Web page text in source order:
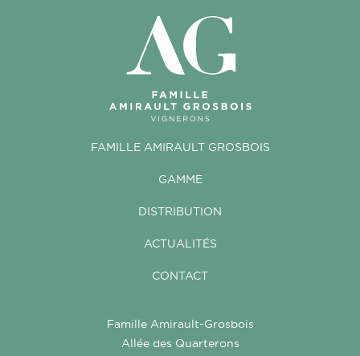
FAMILLE AMIRAULT GROSBOIS
GAMME
DISTRIBUTION
ACTUALITÉS
CONTACT
Famille Amirault-Grosbois
Allée des Quarterons